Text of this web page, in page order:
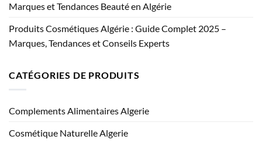
Marques et Tendances Beauté en Algérie
Produits Cosmétiques Algérie : Guide Complet 2025 –
Marques, Tendances et Conseils Experts
CATÉGORIES DE PRODUITS
Complements Alimentaires Algerie
Cosmétique Naturelle Algerie